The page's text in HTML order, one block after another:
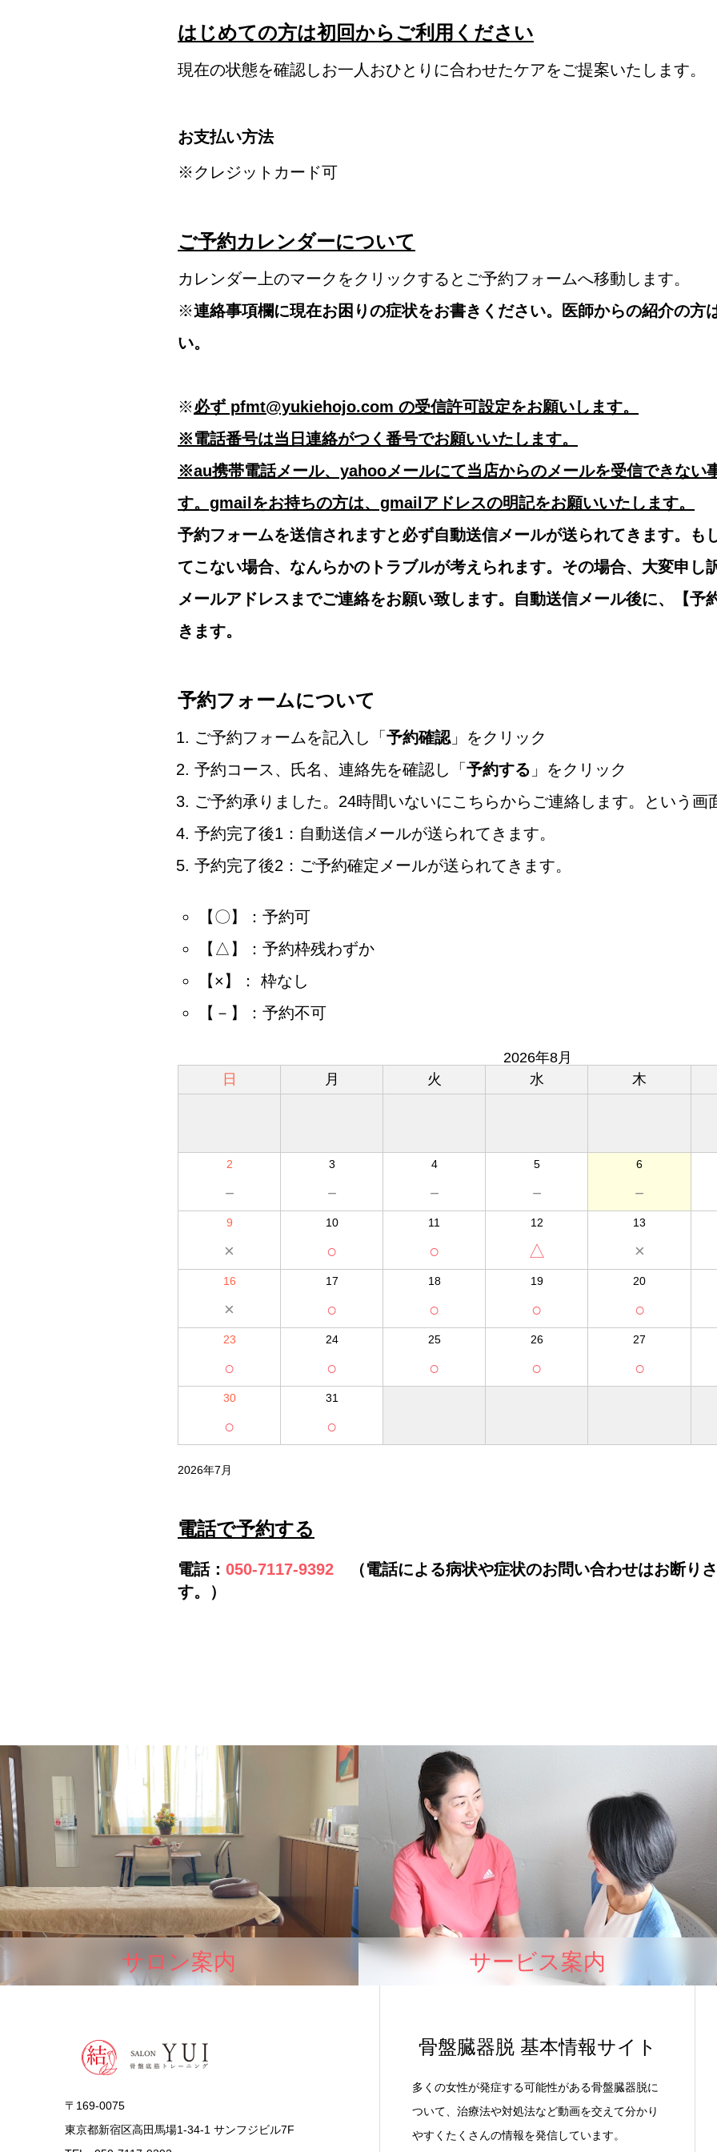
はじめての方は初回からご利用ください
現在の状態を確認しお一人おひとりに合わせたケアをご提案いたします。
お支払い方法
※クレジットカード可
ご予約カレンダーについて
カレンダー上のマークをクリックするとご予約フォームへ移動します。
※連絡事項欄に現在お困りの症状をお書きください。医師からの紹介の方
い。
※必ず pfmt@yukiehojo.com の受信許可設定をお願いします。
※電話番号は当日連絡がつく番号でお願いいたします。
※au携帯電話メール、yahooメールにて当店からのメールを受信できない
す。gmailをお持ちの方は、gmailアドレスの明記をお願いいたします。
予約フォームを送信されますと必ず自動送信メールが送られてきます。も
てこない場合、なんらかのトラブルが考えられます。その場合、大変申し
メールアドレスまでご連絡をお願い致します。自動送信メール後に、【予
きます。
予約フォームについて
ご予約フォームを記入し「 予約確認」をクリック
予約コース、氏名、連絡先を確認し「 予約する 」をクリック
ご予約承りました。24時間いないにこちらからご連絡します。という画
予約完了後1：自動送信メールが送られてきます。
予約完了後2：ご予約確定メールが送られてきます。
【〇】：予約可
【△】：予約枠残わずか
【×】： 枠なし
【－】：予約不可
2026年8月
日
月 火 水 木
2
－
3
－
4
－
5
－
6
－
9
×
10
○
11
○
12
△
13
×
16
×
17
○
18
○
19
○
20
○
23
○
24
○
25
○
26
○
27
○
30
○
31
○
2026年7月
電話で予約する
電話： 050-7117-9392 （電話による病状や症状のお問い合わせはお断り
す。）
サロン案内 サービス案内
〒169-0075
東京都新宿区高田馬場1-34-1 サンフジビル7F
骨盤臓器脱 基本情報サイト
多くの女性が発症する可能性がある骨盤臓器脱に
ついて、治療法や対処法など動画を交えて分かり
やすくたくさんの情報を発信しています。